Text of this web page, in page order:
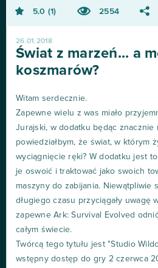
5.0 1 2554
26.01.2018
Świat z marzeń... a
koszmarów?
Witam serdecznie.
Zapewne wielu z was miało
Jurajski, w dodatku będąc znacznie
powiedziałbym, że świat, w którym
wyciągnięcie ręki? W dodatku jest
je oswoić i traktować jako swoich
maszyny do zabijania. Niewątpliwie
długiego czasu przyciągały uwagę
zapewne Ark: Survival Evolved
całym świecie.
Twórcą tego tytułu jest "Studio
wstępny dostęp do gry 2 czerwca